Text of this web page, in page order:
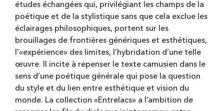
études échangées qui, privilégiant les champs de la
poétique et de la stylistique sans que cela exclue les
éclairages philosophiques, portent sur les
brouillages de frontières génériques et esthétiques,
l’«expérience» des limites, l’hybridation d’une telle
œuvre. Il incite à repenser le texte camusien dans le
sens d’une poétique générale qui pose la question
du style et du lien entre esthétique et vision du
monde. La collection «Entrelacs» a l’ambition de